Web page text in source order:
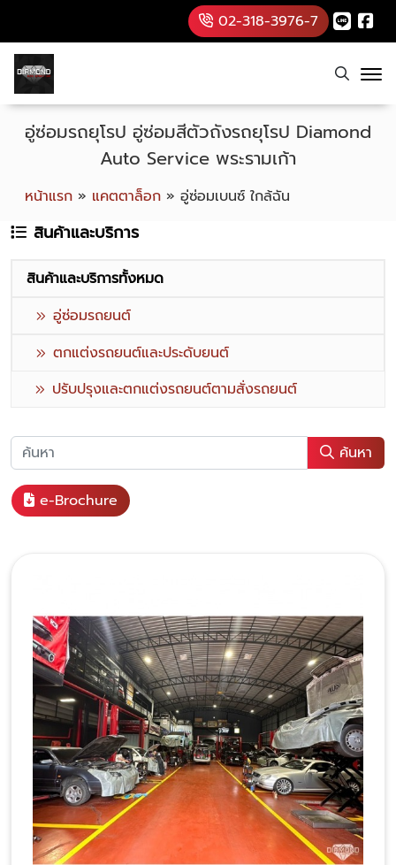
02-318-3976-7
หน้าแรก » แคตตาล็อก » อู่ซ่อมเบนซ์ ใกล้ฉัน
อู่ซ่อมรถยุโรป อู่ซ่อมสีตัวถังรถยุโรป Diamond
Auto Service พระรามเก้า
สินค้าและบริการ
สินค้าและบริการทั้งหมด
อู่ซ่อมรถยนต์
ตกแต่งรถยนต์และประดับยนต์
ปรับปรุงและตกแต่งรถยนต์ตามสั่งรถยนต์
ค้นหา
e-Brochure